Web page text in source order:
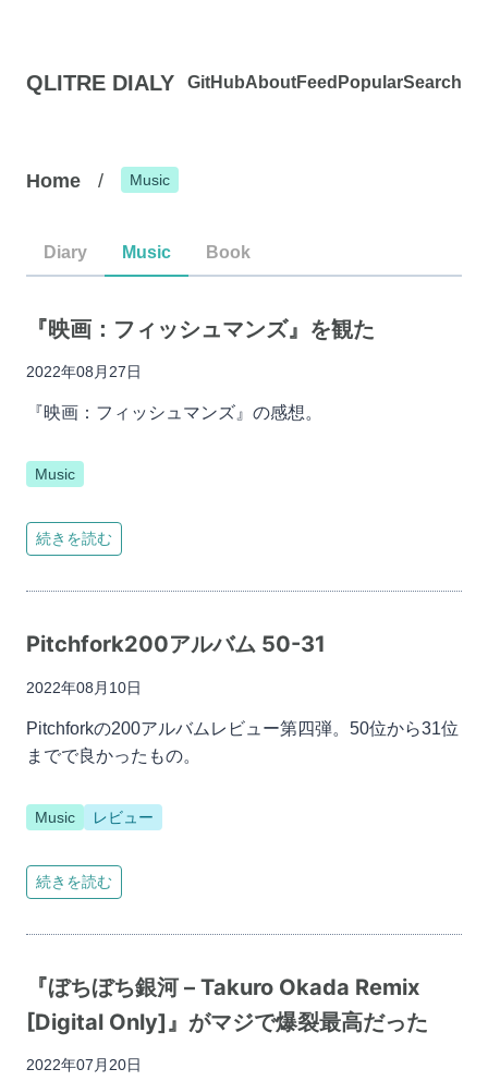
QLITRE DIALY GitHubAboutFeed PopularSearch
Home / Music
Diary Music Book
『映画：フィッシュマンズ』を観た
2022年08月27日
『映画：フィッシュマンズ』の感想。
Music
続きを読む
Pitchfork200アルバム 50-31
2022年08月10日
Pitchforkの200アルバムレビュー第四弾。50位から31位
までで良かったもの。
Music レビュー
続きを読む
『ぼちぼち銀河 – Takuro Okada Remix
[Digital Only]』がマジで爆裂最高だった
2022年07月20日